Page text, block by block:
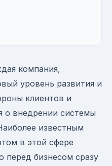
компания,
уровень развития и
клиентов и
о внедрении системы
известным
в этой сфере
перед бизнесом сразу